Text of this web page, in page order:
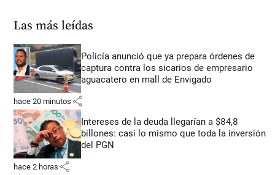
Las más leídas
Policía anunció que ya prepara órdenes de
captura contra los sicarios de empresario
aguacatero en mall de Envigado
hace 20 minutos share
Intereses de la deuda llegarían a $84,8
billones: casi lo mismo que toda la inversión
del PGN
hace 2 horas share